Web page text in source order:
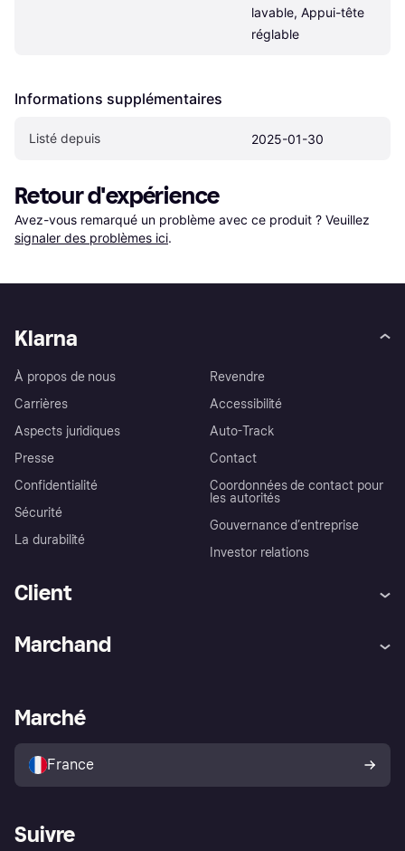
lavable, Appui-tête
réglable
Informations supplémentaires
Listé depuis 2025-01-30
Retour d'expérience
Avez-vous remarqué un problème avec ce produit ? Veuillez
signaler des problèmes ici.
Klarna
À propos de nous
Carrières
Aspects juridiques
Presse
Confidentialité
Sécurité
La durabilité
Revendre
Accessibilité
Auto-Track
Contact
Coordonnées de contact pour
les autorités
Gouvernance d’entreprise
Investor relations
Client
Explorez les magasins
Politique de protection de
l’acheteur Klarna
Marchand
Portail Marchand
Marché
France
Suivre